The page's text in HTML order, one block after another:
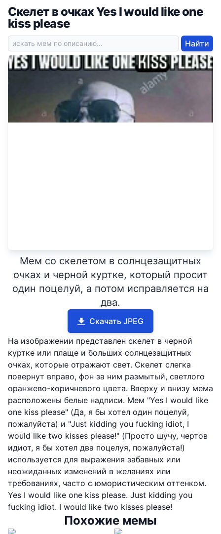
Скелет в очках Yes I would like one
kiss please
Найти
Мем со скелетом в солнцезащитных
очках и черной куртке, который просит
один поцелуй, а потом исправляется на
два.
Скачать JPEG
На изображении представлен скелет в черной
куртке или плаще и больших солнцезащитных
очках, которые отражают свет. Скелет слегка
повернут вправо, фон за ним размытый, светлого
оранжево-коричневого цвета. Вверху и внизу мема
расположены белые надписи. Мем "Yes I would like
one kiss please" (Да, я бы хотел один поцелуй,
пожалуйста) и "Just kidding you fucking idiot, I
would like two kisses please!" (Просто шучу, чертов
идиот, я бы хотел два поцелуя, пожалуйста!)
используется для выражения забавных или
неожиданных изменений в желаниях или
требованиях, часто с юмористическим оттенком.
Yes I would like one kiss please. Just kidding you
fucking idiot. I would like two kisses please!
Похожие мемы